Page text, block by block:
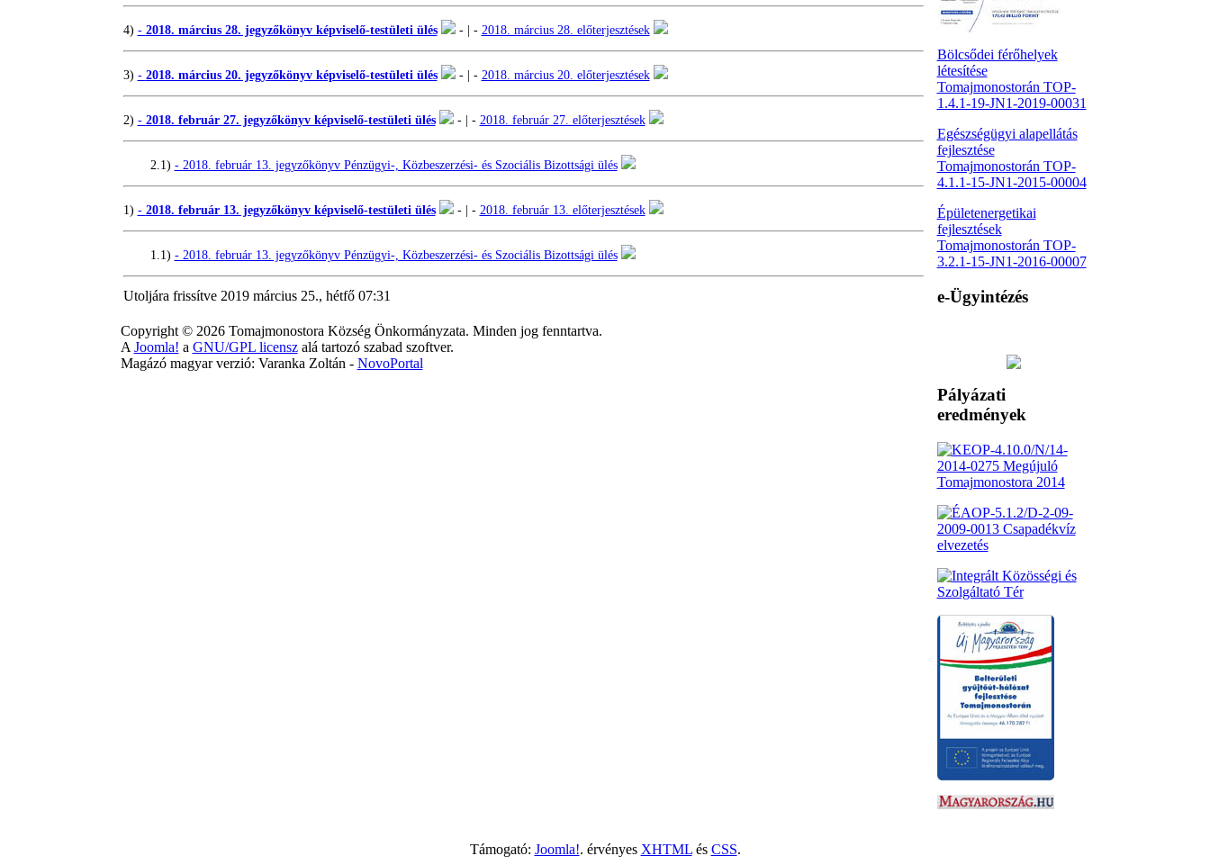
4) - 2018. március 28. jegyzőkönyv képviselő-testületi ülés - | - 2018. március 28. előterjesztések
3) - 2018. március 20. jegyzőkönyv képviselő-testületi ülés - | - 2018. március 20. előterjesztések
2) - 2018. február 27. jegyzőkönyv képviselő-testületi ülés - | - 2018. február 27. előterjesztések
2.1) - 2018. február 13. jegyzőkönyv Pénzügyi-, Közbeszerzési- és Szociális Bizottsági ülés
1) - 2018. február 13. jegyzőkönyv képviselő-testületi ülés - | - 2018. február 13. előterjesztések
1.1) - 2018. február 13. jegyzőkönyv Pénzügyi-, Közbeszerzési- és Szociális Bizottsági ülés
Utoljára frissítve 2019 március 25., hétfő 07:31
Copyright © 2026 Tomajmonostora Község Önkormányzata. Minden jog fenntartva.
A Joomla! a GNU/GPL licenszalá tartozó szabad szoftver.
Magázó magyar verzió: Varanka Zoltán - NovoPortal
Bölcsődei férőhelyek
létesítése
Tomajmonostorán TOP-
1.4.1-19-JN1-2019-00031
Egészségügyi alapellátás
fejlesztése
Tomajmonostorán TOP-
4.1.1-15-JN1-2015-00004
Épületenergetikai
fejlesztések
Tomajmonostorán TOP-
3.2.1-15-JN1-2016-00007
e-Ügyintézés
Pályázati
eredmények
Támogató: Joomla!. érvényes XHTMLés CSS.